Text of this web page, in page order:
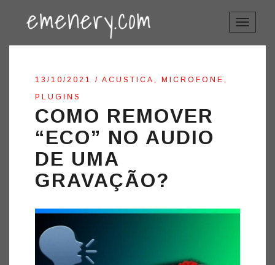
TOGGLE
13/10/2021 / ACUSTICA , MICROFONE ,
PLUGINS
COMO REMOVER
“ECO” NO AUDIO
DE UMA
GRAVAÇÃO?